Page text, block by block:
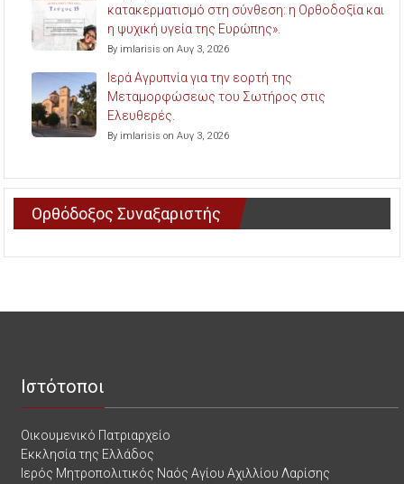
κατακερματισμό στη σύνθεση: η Ορθοδοξία και
η ψυχική υγεία της Ευρώπης».
By imlarisis on Αυγ 3, 2026
Ιερά Αγρυπνία για την εορτή της
Μεταμορφώσεως του Σωτήρος στις
Ελευθερές.
By imlarisis on Αυγ 3, 2026
Ορθόδοξος Συναξαριστής
Ιστότοποι
Οικουμενικό Πατριαρχείο
Εκκλησία της Ελλάδος
Ιερός Μητροπολιτικός Ναός Αγίου Αχιλλίου Λαρίσης